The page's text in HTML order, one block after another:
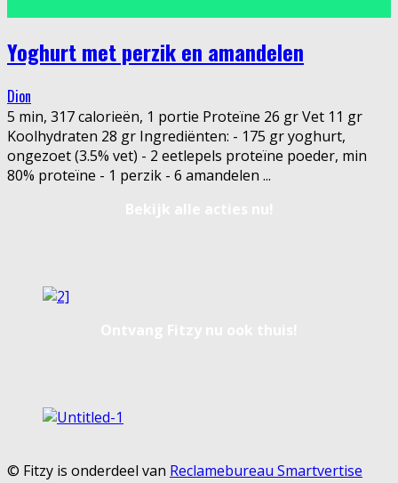
Yoghurt met perzik en amandelen
Dion
5 min, 317 calorieën, 1 portie Proteïne 26 gr Vet 11 gr
Koolhydraten 28 gr Ingrediënten: - 175 gr yoghurt,
ongezoet (3.5% vet) - 2 eetlepels proteïne poeder, min
80% proteïne - 1 perzik - 6 amandelen ...
© Fitzy is onderdeel van Reclamebureau Smartvertise